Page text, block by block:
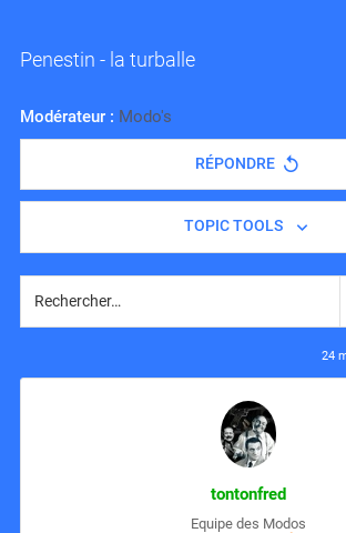
Penestin - la turballe
Modérateur : Modo's
RÉPONDRE
TOPIC TOOLS
24
tontonfred
Equipe des Modos